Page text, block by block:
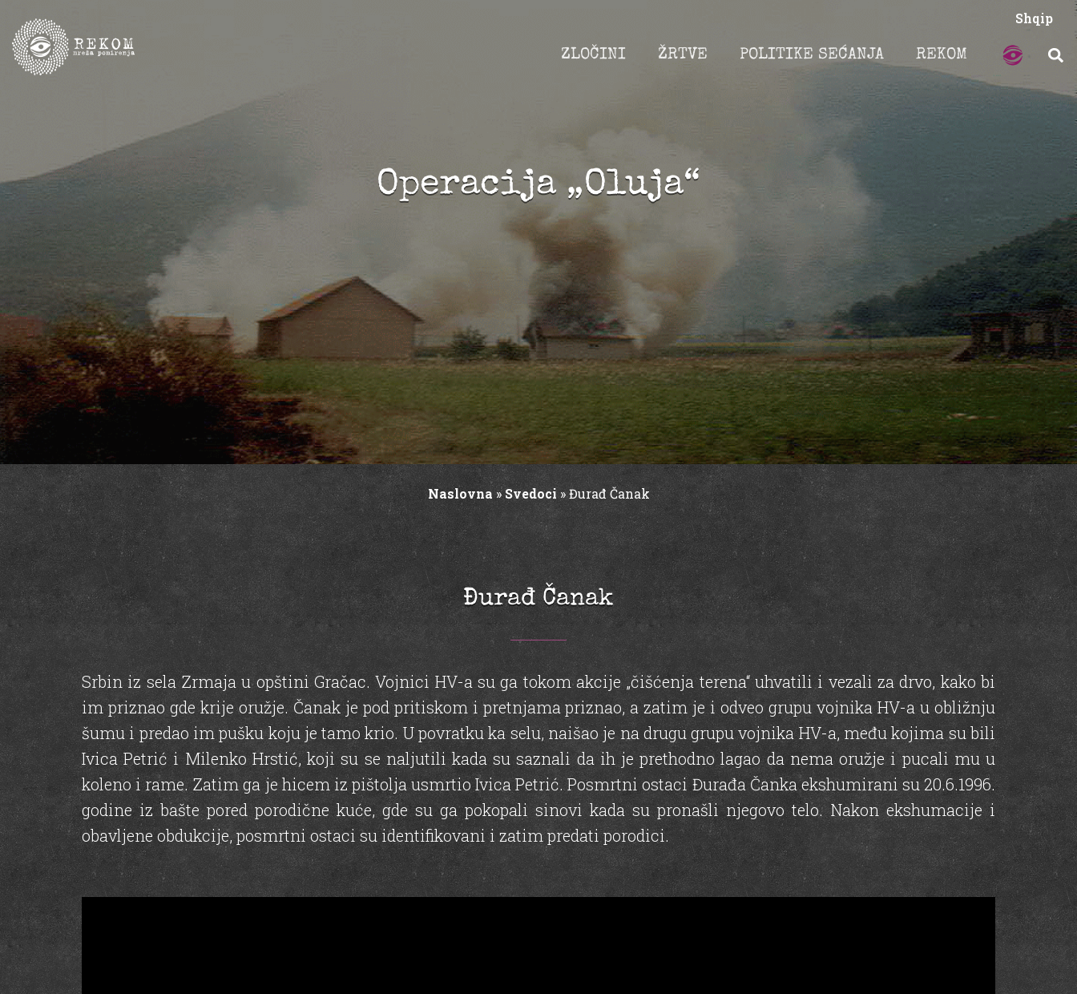
Shqip
ZLOČINI ŽRTVE POLITIKE SEĆANJA REKOM
Operacija „Oluja“
Naslovna »Svedoci»Đurađ Čanak
Đurađ Čanak
Srbin iz sela Zrmaja u opštini Gračac. Vojnici HV-a su ga tokom akcije „čišćenja terena“ uhvatili i vezali za drvo, kako bi
im priznao gde krije oružje. Čanak je pod pritiskom i pretnjama priznao, a zatim je i odveo grupu vojnika HV-a u obližnju
šumu i predao im pušku koju je tamo krio. U povratku ka selu, naišao je na drugu grupu vojnika HV-a, među kojima su bili
Ivica Petrić i Milenko Hrstić, koji su se naljutili kada su saznali da ih je prethodno lagao da nema oružje i pucali mu u
koleno i rame. Zatim ga je hicem iz pištolja usmrtio Ivica Petrić. Posmrtni ostaci Đurađa Čanka ekshumirani su 20.6.1996.
godine iz bašte pored porodične kuće, gde su ga pokopali sinovi kada su pronašli njegovo telo. Nakon ekshumacije i
obavljene obdukcije, posmrtni ostaci su identifikovani i zatim predati porodici.